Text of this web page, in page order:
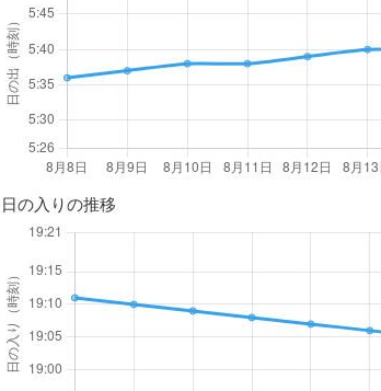
日の入りの推移